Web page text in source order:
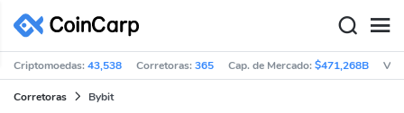
Criptomoedas:43,538 Corretoras:365 Cap. de Mercado:$471,268B Vol
Corretoras Bybit